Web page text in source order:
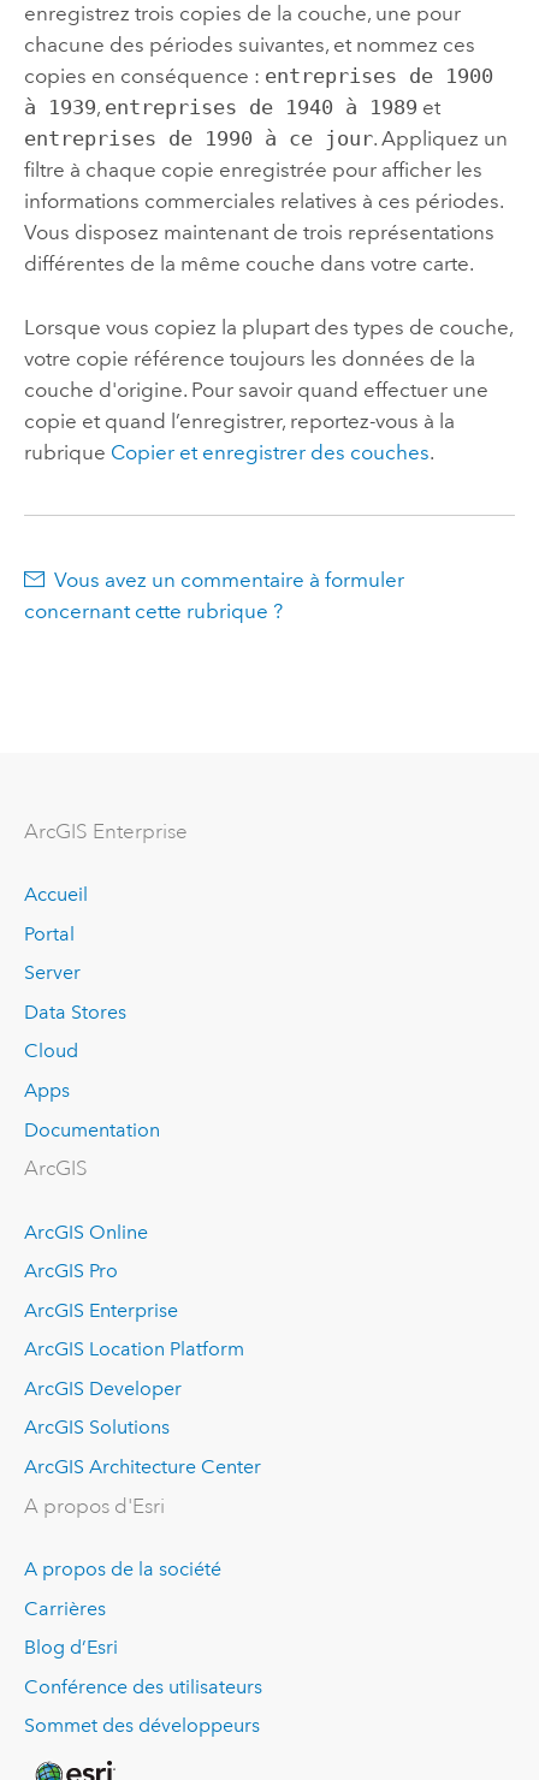
enregistrez trois copies de la couche, une pour
chacune des périodes suivantes, et nommez ces
copies en conséquence : entreprises de 1900
à 1939, entreprises de 1940 à 1989 et
entreprises de 1990 à ce jour. Appliquez un
filtre à chaque copie enregistrée pour afficher les
informations commerciales relatives à ces périodes.
Vous disposez maintenant de trois représentations
différentes de la même couche dans votre carte.
Lorsque vous copiez la plupart des types de couche,
votre copie référence toujours les données de la
couche d'origine. Pour savoir quand effectuer une
copie et quand l’enregistrer, reportez-vous à la
rubrique Copier et enregistrer des couches.
Vous avez un commentaire à formuler
concernant cette rubrique ?
ArcGIS Enterprise
Accueil
Portal
Server
Data Stores
Cloud
Apps
Documentation
ArcGIS
ArcGIS Online
ArcGIS Pro
ArcGIS Enterprise
ArcGIS Location Platform
ArcGIS Developer
ArcGIS Solutions
ArcGIS Architecture Center
A propos d'Esri
A propos de la société
Carrières
Blog d’Esri
Conférence des utilisateurs
Sommet des développeurs